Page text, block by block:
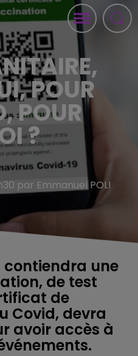
POUR
POUR
?
par Emmanuel POLI
une
de test
de
Covid, devra
avoir accès à